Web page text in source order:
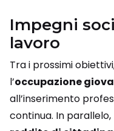
Impegni
lavoro
Tra i prossimi
l’occupazione
all’inserimento
continua. In